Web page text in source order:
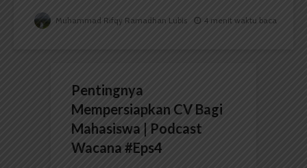
Muhammad Rifqy Ramadhan Lubis 4 menit waktu baca
Pentingnya
Mempersiapkan CV Bagi
Mahasiswa | Podcast
Wacana #Eps4